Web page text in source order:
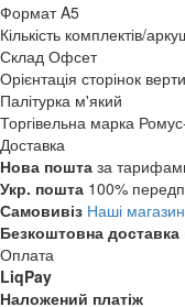
Формат A5
Кількість комплектів/
Склад Офсет
Орієнтація сторінок
Палітурка м'який
Торгівельна марка
Доставка
Нова пошта за
Укр. пошта 100%
Самовивіз Наші
Безкоштовна доставка
Оплата
LiqPay
Наложений платіж